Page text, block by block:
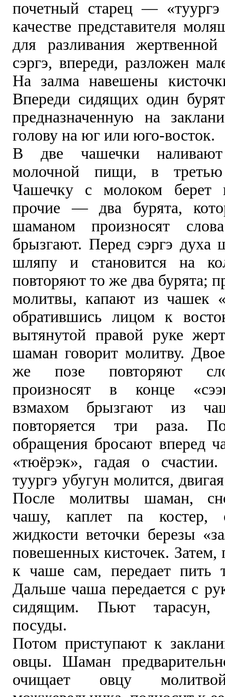
почетный старец —
качестве представителя
для разливания
сэргэ, впереди, разложен
На залма навешены
Впереди сидящих один
предназначенную на
голову на юг или юго-восток.
В две чашечки
молочной пищи, в
Чашечку с молоком берет
прочие — два бурята,
шаманом произносят
брызгают. Перед сэргэ духа
шляпу и становится на
повторяют то же два бурята;
молитвы, капают из чашек
обратившись лицом к
вытянутой правой руке
шаман говорит молитву.
же позе повторяют
произносят в конце
взмахом брызгают из
повторяется три раза.
обращения бросают вперед
«тюёрэк», гадая о
туургэ убугун молится,
После молитвы шаман,
чашу, каплет па костер,
жидкости веточки березы
повешенных кисточек.
к чаше сам, передает пить
Дальше чаша передается с
сидящим. Пьют тарасун,
посуды.
Потом приступают к
овцы. Шаман
очищает овцу